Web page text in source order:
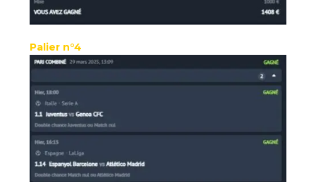
Palier n°4